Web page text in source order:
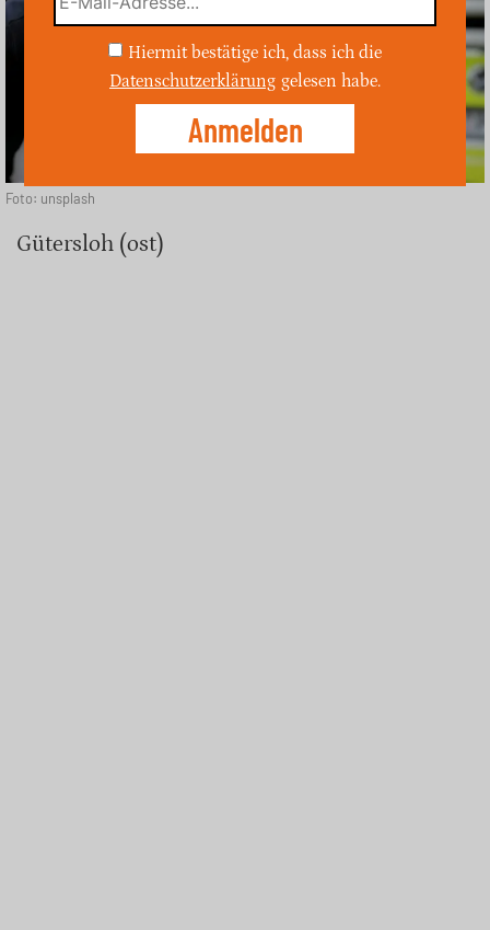
Foto: unsplash
Gütersloh (ost)
Hiermit bestätige ich, dass ich die
Datenschutzerklärung gelesen habe.